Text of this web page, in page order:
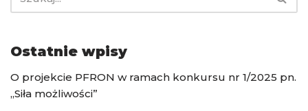
Ostatnie wpisy
O projekcie PFRON w ramach konkursu nr 1/2025 pn.
„Siła możliwości”